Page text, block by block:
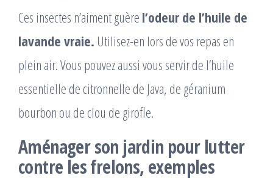
Ces insectes n’aiment guère l’odeur de l’huile de
lavande vraie. Utilisez-en lors de vos repas en
plein air. Vous pouvez aussi vous servir de l’huile
essentielle de citronnelle de Java, de géranium
bourbon ou de clou de girofle.
Aménager son jardin pour lutter
contre les frelons, exemples